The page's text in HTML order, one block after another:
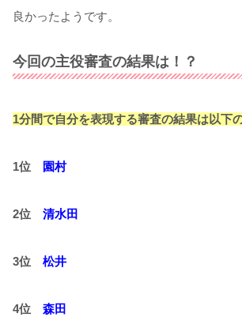
良かったようです。
今回の主役審査の結果は！？
1分間で自分を表現する審査の結果は以下
1位 園村
2位 清水田
3位 松井
4位 森田